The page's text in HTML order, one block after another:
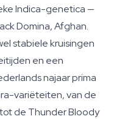
Indica-genetica —
Domina, Afghan.
stabiele kruisingen
en een
najaar prima
variëteiten, van de
de Thunder Bloody